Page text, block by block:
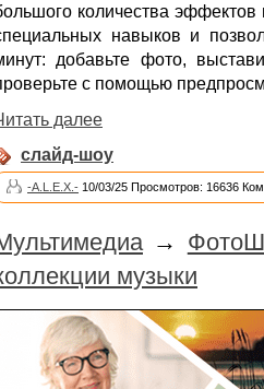
количества
навыков и
добавьте фото,
с помощью
далее
слайд-шоу
-A.L.E.X.- 10/03/25 Просмотров: 16636
→
музыки